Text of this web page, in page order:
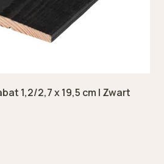
1,2/2,7 x 19,5 cm | Zwart